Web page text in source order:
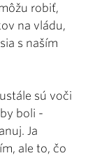
robiť,
na vládu,
s naším
sú voči
boli -
Ja
ale to, čo